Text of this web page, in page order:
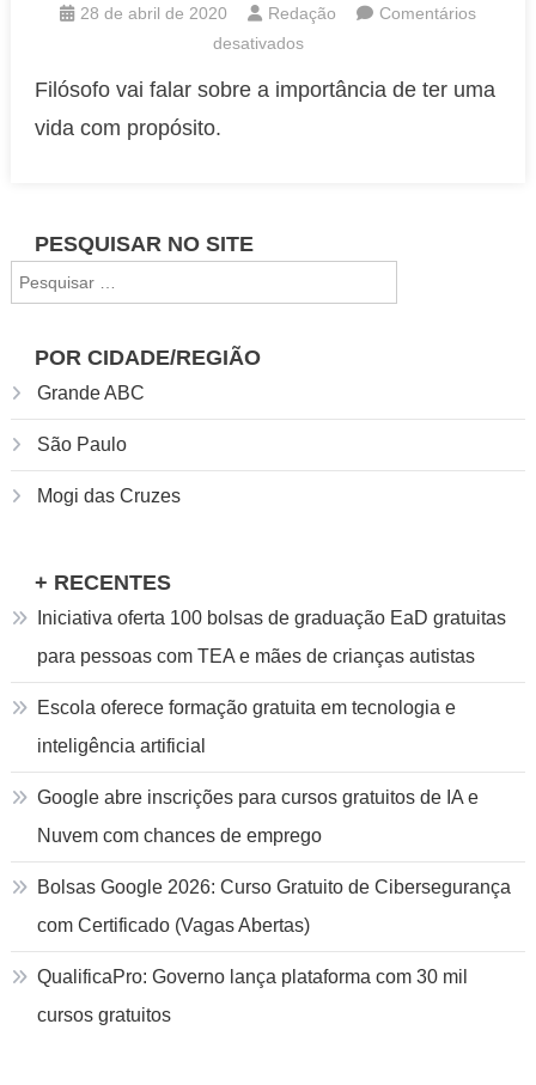
28 de abril de 2020 Redação
Comentários
desativadosem
Sergio
terça-
Filósofo vai falar sobre a importância de ter uma
vida com propósito.
PESQUISAR NO SITE
por:
POR CIDADE/REGIÃO
Grande ABC
São Paulo
Mogi das Cruzes
+ RECENTES
Iniciativa oferta 100 bolsas de graduação EaD gratuitas
para pessoas com TEA e mães de crianças autistas
Escola oferece formação gratuita em tecnologia e
inteligência artificial
Google abre inscrições para cursos gratuitos de IA e
Nuvem com chances de emprego
Bolsas Google 2026: Curso Gratuito de Cibersegurança
com Certificado (Vagas Abertas)
QualificaPro: Governo lança plataforma com 30 mil
cursos gratuitos